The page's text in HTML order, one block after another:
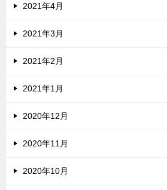
2021年4月
2021年3月
2021年2月
2021年1月
2020年12月
2020年11月
2020年10月